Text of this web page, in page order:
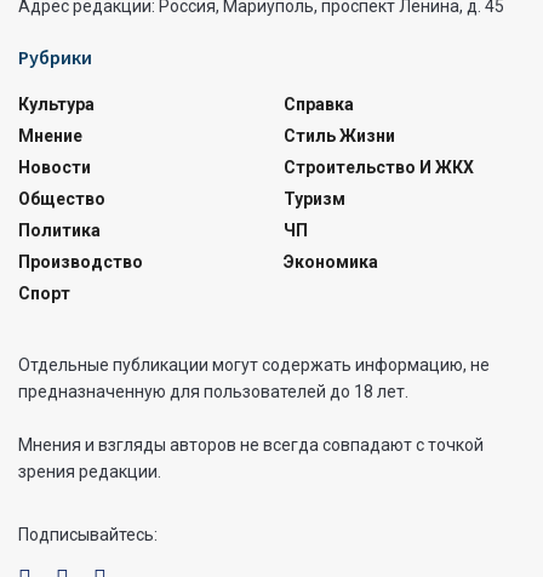
Адрес редакции: Россия, Мариуполь, проспект Ленина, д. 45
Рубрики
Культура
Мнение
Новости
Общество
Политика
Производство
Спорт
Справка
Стиль Жизни
Строительство И ЖКХ
Туризм
ЧП
Экономика
Отдельные публикации могут содержать информацию, не
предназначенную для пользователей до 18 лет.
Мнения и взгляды авторов не всегда совпадают с точкой
зрения редакции.
Подписывайтесь: